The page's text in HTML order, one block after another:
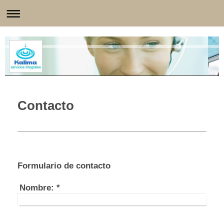
Contacto
Formulario de contacto
Nombre: *